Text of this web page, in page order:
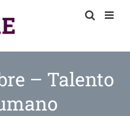
– Talento